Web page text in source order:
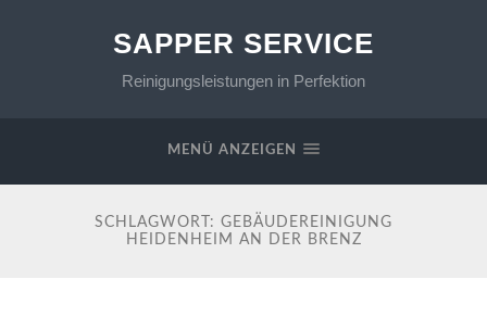
SAPPER SERVICE
Reinigungsleistungen in Perfektion
MENÜ ANZEIGEN
SCHLAGWORT: GEBÄUDEREINIGUNG
HEIDENHEIM AN DER BRENZ